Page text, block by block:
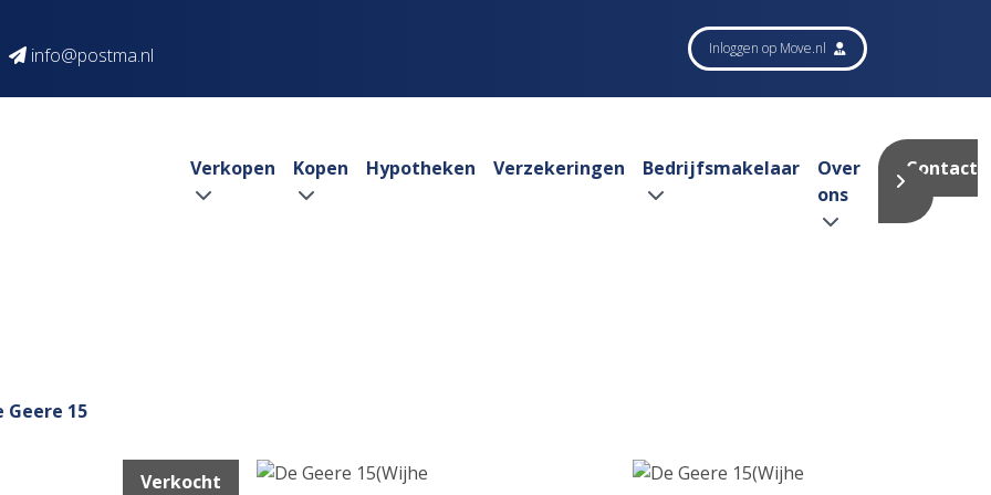
info@postma.nl Inloggen op Move.nl
Verkopen Kopen Hypotheken Verzekeringen Bedrijfsmakelaar
Over
ons
Contact
Geere 15
Verkocht